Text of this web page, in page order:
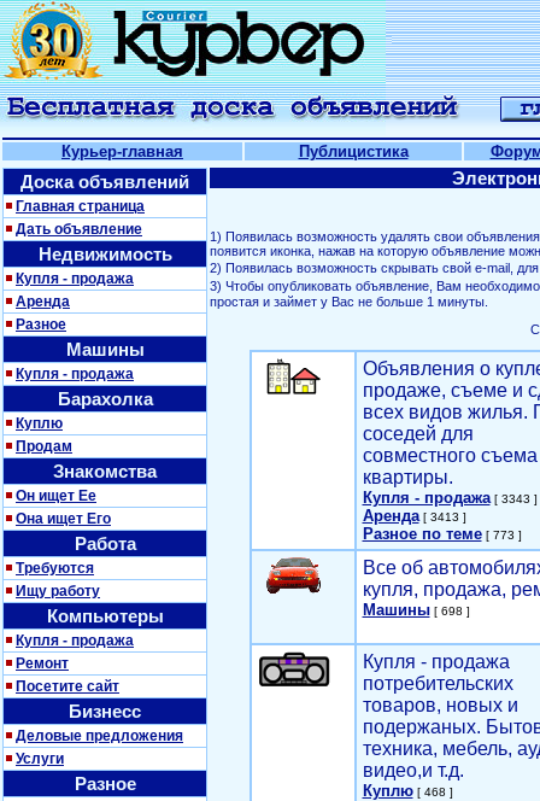
Курьер-главная Публицистика
Доска объявлений
Главная страница
Дать объявление
Недвижимость
Купля - продажа
Аренда
Разное
Машины
Купля - продажа
Барахолка
Куплю
Продам
Знакомства
Он ищет Ее
Она ищет Его
Работа
Требуются
Ищу работу
Компьютеры
Купля - продажа
Ремонт
Посетите сайт
Бизнесс
Деловые предложения
Услуги
Разное
1) Появилась возможность удалять свои
появится иконка, нажав на которую объявление
2) Появилась возможность скрывать свой е-mail,
3) Чтобы опубликовать объявление, Вам
простая и займет у Вас не больше 1 минуты.
Объявления о
продаже, съеме и
всех видов жилья.
соседей для
совместного съема
квартиры.
Купля - продажа[ 3343 ]
Аренда[ 3413 ]
Разное по теме[ 773 ]
Все об
купля, продажа,
Машины[ 698 ]
Купля - продажа
потребительских
товаров, новых и
подержаных.
техника, мебель,
видео,и т.д.
Куплю[ 468 ]